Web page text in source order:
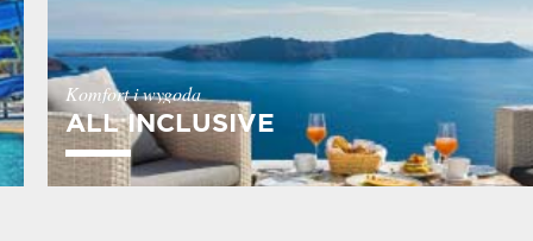
Komfort i wygoda
ALL INCLUSIVE